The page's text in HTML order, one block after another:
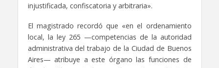
injustificada, confiscatoria y arbitraria».
El magistrado recordó que «en el ordenamiento
local, la ley 265 —competencias de la autoridad
administrativa del trabajo de la Ciudad de Buenos
Aires— atribuye a este órgano las funciones de